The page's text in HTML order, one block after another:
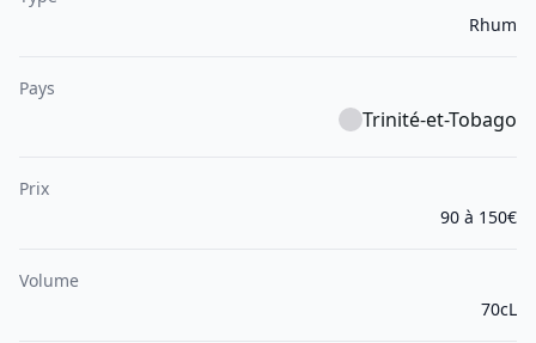
Rhum
Pays
Trinité-et-Tobago
Prix
90 à 150€
Volume
70cL